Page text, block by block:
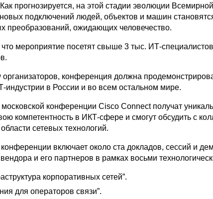
прогнозируется, на этой стадии эволюции
подключений людей, объектов и машин
преобразований, ожидающих человечество.
мероприятие посетят свыше 3 тыс. ИТ-
конференция должна
индустрии в России и во всем остальном мире.
московской конференции Cisco Connect получат
компетентность в ИКТ-сфере и смогут обсудить с
сетевых технологий.
включает около ста докладов, сессий и
и его партнеров в рамках восьми
корпоративных сетей”.
для операторов связи”.